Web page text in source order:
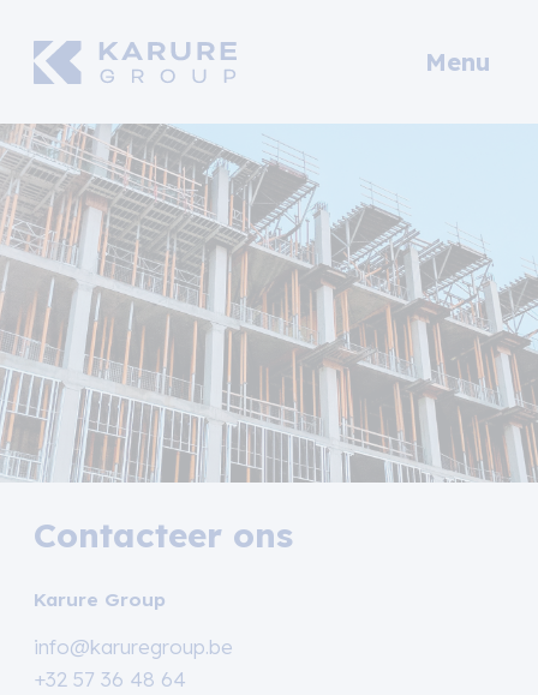
Menu
Contacteer ons
Karure Group
info@karuregroup.be
+32 57 36 48 64